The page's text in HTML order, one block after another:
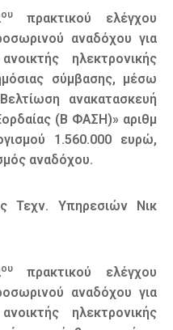
ουπρακτικού ελέγχου
αναδόχου για
ηλεκτρονικής
σύμβασης, μέσω
ανακατασκευή
(Β ΦΑΣΗ)» αριθμ
1.560.000 ευρώ,
αναδόχου.
Τεχν. Υπηρεσιών Νικ
ουπρακτικού ελέγχου
αναδόχου για
ηλεκτρονικής